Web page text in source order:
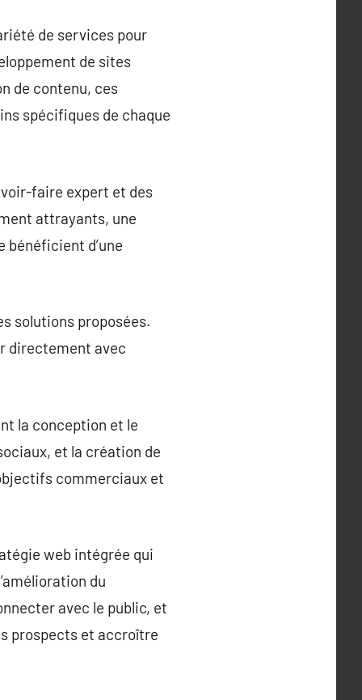
de services pour
de sites
de contenu, ces
spécifiques de chaque
faire expert et des
attrayants, une
d’une
solutions proposées.
directement avec
la conception et le
et la création de
commerciaux et
web intégrée qui
du
avec le public, et
prospects et accroître